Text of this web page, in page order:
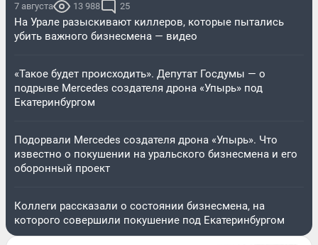
7 августа 13 988 25
На Урале разыскивают киллеров, которые пытались
убить важного бизнесмена — видео
«Такое будет происходить». Депутат Госдумы — о
подрыве Mercedes создателя дрона «Упырь» под
Екатеринбургом
Подорвали Mercedes создателя дрона «Упырь». Что
известно о покушении на уральского бизнесмена и его
оборонный проект
Коллеги рассказали о состоянии бизнесмена, на
которого совершили покушение под Екатеринбургом